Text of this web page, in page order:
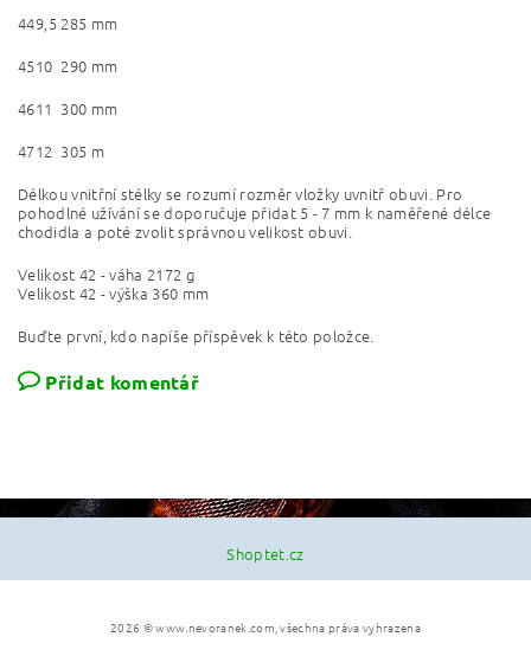
449,5 285 mm
4510 290 mm
4611 300 mm
4712 305 m
Délkou vnitřní stélky se rozumí rozměr vložky uvnitř obuvi. Pro
pohodlné užívání se doporučuje přidat 5 - 7 mm k naměřené délce
chodidla a poté zvolit správnou velikost obuvi.
Velikost 42 - váha 2172 g
Velikost 42 - výška 360 mm
Buďte první, kdo napíše příspěvek k této položce.
Přidat komentář
Shoptet.cz
2026 © www.nevoranek.com, všechna práva vyhrazena